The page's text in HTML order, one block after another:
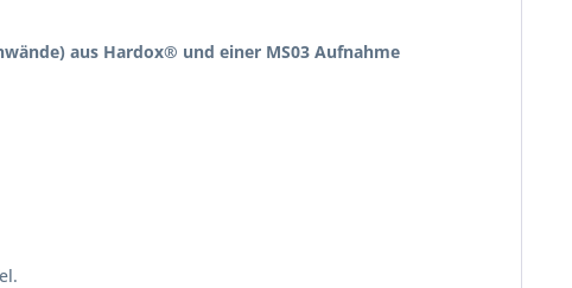
aus Hardox® und einer MS03 Aufnahme